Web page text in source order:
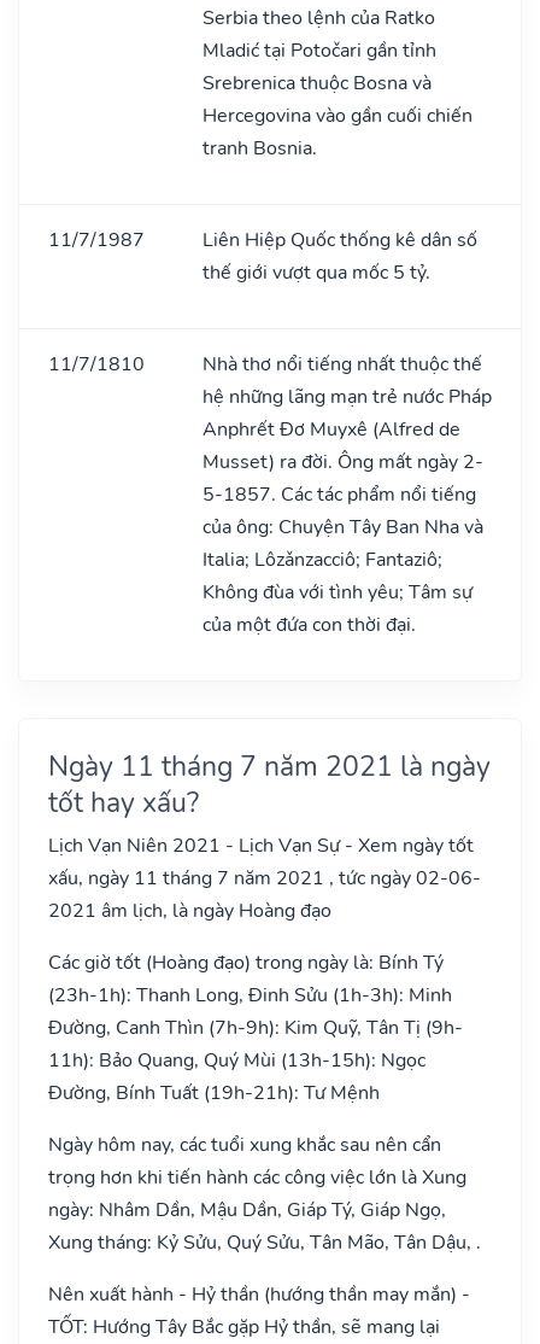
Serbia theo lệnh của Ratko
Mladić tại Potočari gần tỉnh
Srebrenica thuộc Bosna và
Hercegovina vào gần cuối chiến
tranh Bosnia.
11/7/1987
Liên Hiệp Quốc thống kê dân số
thế giới vượt qua mốc 5 tỷ.
11/7/1810
Nhà thơ nổi tiếng nhất thuộc thế
hệ những lãng mạn trẻ nước Pháp
Anphrết Đơ Muyxê (Alfred de
Musset) ra đời. Ông mất ngày 2-
5-1857. Các tác phẩm nổi tiếng
của ông: Chuyện Tây Ban Nha và
Italia; Lôzǎnzacciô; Fantaziô;
Không đùa với tình yêu; Tâm sự
của một đứa con thời đại.
Ngày 11 tháng 7 năm 2021 là ngày
tốt hay xấu?
Lịch Vạn Niên 2021 - Lịch Vạn Sự - Xem ngày tốt
xấu, ngày 11 tháng 7 năm 2021 , tức ngày 02-06-
2021 âm lịch, là ngày Hoàng đạo
Các giờ tốt (Hoàng đạo) trong ngày là: Bính Tý
(23h-1h): Thanh Long, Đinh Sửu (1h-3h): Minh
Đường, Canh Thìn (7h-9h): Kim Quỹ, Tân Tị (9h-
11h): Bảo Quang, Quý Mùi (13h-15h): Ngọc
Đường, Bính Tuất (19h-21h): Tư Mệnh
Ngày hôm nay, các tuổi xung khắc sau nên cẩn
trọng hơn khi tiến hành các công việc lớn là Xung
ngày: Nhâm Dần, Mậu Dần, Giáp Tý, Giáp Ngọ,
Xung tháng: Kỷ Sửu, Quý Sửu, Tân Mão, Tân Dậu, .
Nên xuất hành - Hỷ thần (hướng thần may mắn) -
TỐT: Hướng Tây Bắc gặp Hỷ thần, sẽ mang lại